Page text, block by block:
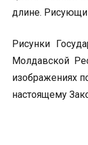
длине.
Рисунки
Молдавской
изображениях
настоящему